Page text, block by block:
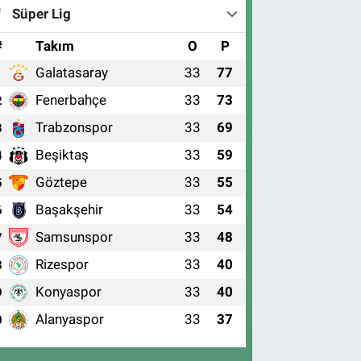
Süper Lig
Takım O P
Galatasaray 33 77
Fenerbahçe 33 73
Trabzonspor 33 69
Beşiktaş 33 59
Göztepe 33 55
Başakşehir 33 54
Samsunspor 33 48
Rizespor 33 40
Konyaspor 33 40
Alanyaspor 33 37